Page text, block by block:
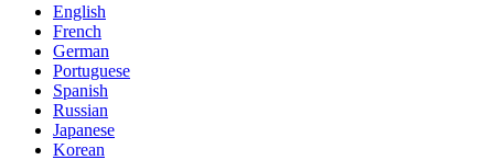
English
French
German
Portuguese
Spanish
Russian
Japanese
Korean